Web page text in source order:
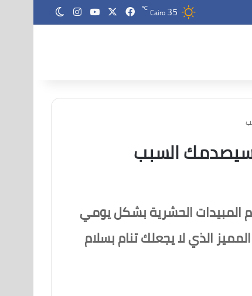
Cairo35
℃ فيسبوك ‫YouTubeانستقرام
سيصدمك السبب
المبيدات الحشرية بشكل يومي
الذي لا يجعلك تنام بسلام